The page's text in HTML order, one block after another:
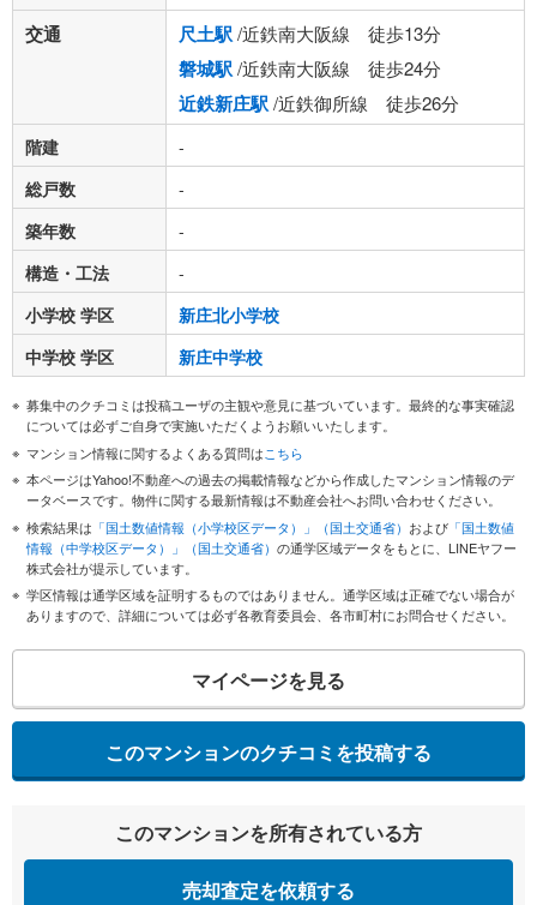
交通 尺土駅/近鉄南大阪線 徒歩13分
磐城駅/近鉄南大阪線 徒歩24分
近鉄新庄駅/近鉄御所線 徒歩26分
階建
-
総戸数
-
築年数
-
構造・工法
-
小学校 学区
新庄北小学校
中学校 学区
新庄中学校
募集中のクチコミは投稿ユーザの主観や意見に基づいています。最終的な事実確認
については必ずご自身で実施いただくようお願いいたします。
マンション情報に関するよくある質問はこちら
本ページはYahoo!不動産への過去の掲載情報などから作成したマンション情報のデ
ータベースです。物件に関する最新情報は不動産会社へお問い合わせください。
検索結果は 「国土数値情報（小学校区データ）」（国土交通省） および 「国土数値
情報（中学校区データ）」（国土交通省） の通学区域データをもとに、LINEヤフー
株式会社が提示しています。
学区情報は通学区域を証明するものではありません。通学区域は正確でない場合が
ありますので、詳細については必ず各教育委員会、各市町村にお問合せください。
マイページを見る
このマンションのクチコミを投稿する
このマンションを所有されている方
売却査定を依頼する